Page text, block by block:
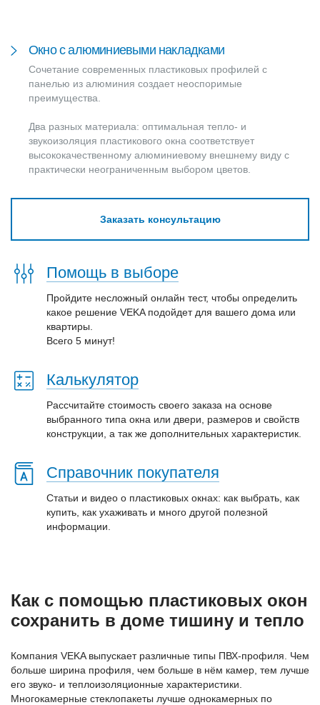
Окно с алюминиевыми накладками
Сочетание современных пластиковых профилей с
панелью из алюминия создает неоспоримые
преимущества.
Два разных материала: оптимальная тепло- и
звукоизоляция пластикового окна соответствует
высококачественному алюминиевому внешнему виду с
практически неограниченным выбором цветов.
Заказать консультацию
Помощь в выборе
Пройдите несложный онлайн тест, чтобы определить
какое решение VEKA подойдет для вашего дома или
квартиры.
Всего 5 минут!
Калькулятор
Рассчитайте стоимость своего заказа на основе
выбранного типа окна или двери, размеров и свойств
конструкции, а так же дополнительных характеристик.
Справочник покупателя
Статьи и видео о пластиковых окнах: как выбрать, как
купить, как ухаживать и много другой полезной
информации.
Как с помощью пластиковых окон
сохранить в доме тишину и тепло
Компания VEKA выпускает различные типы ПВХ-профиля. Чем
больше ширина профиля, чем больше в нём камер, тем лучше
его звуко- и теплоизоляционные характеристики.
Многокамерные стеклопакеты лучше однокамерных по